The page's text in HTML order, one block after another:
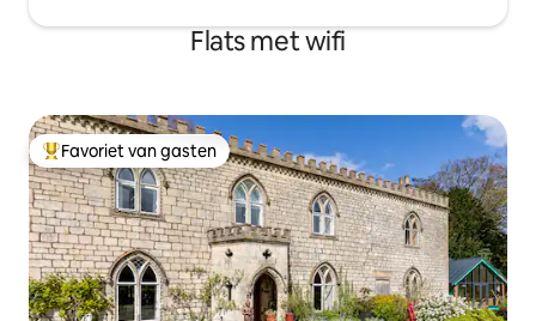
Flats met wifi
Topfavoriet van gasten
Favoriet van gasten